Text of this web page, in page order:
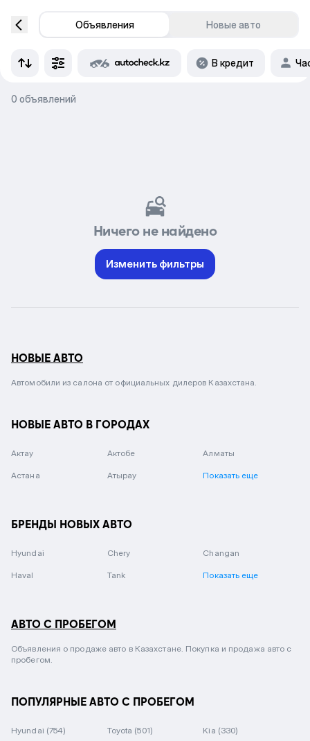
Объявления Новые авто
В кредит
0 объявлений
Ничего не найдено
Изменить фильтры
НОВЫЕ АВТО
Автомобили из салона от официальных дилеров Казахстана.
НОВЫЕ АВТО В ГОРОДАХ
Актау Актобе Алматы
Астана Атырау Показать еще
БРЕНДЫ НОВЫХ АВТО
Hyundai Chery Changan
Haval Tank Показать еще
АВТО С ПРОБЕГОМ
Объявления о продаже авто в Казахстане. Покупка и продажа авто с
пробегом.
ПОПУЛЯРНЫЕ АВТО С ПРОБЕГОМ
Hyundai (754) Toyota (501) Kia (330)